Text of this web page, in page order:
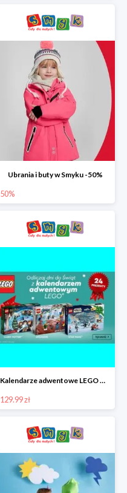
Ubrania i buty w Smyku -50%
50%
Kalendarze adwentowe LEGO w Smyku w super cenie
129.99 zł